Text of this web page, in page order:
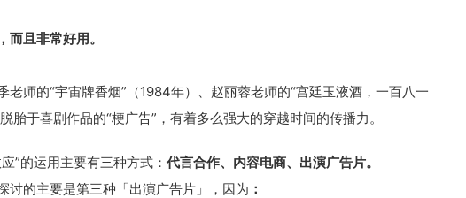
而且非常好用。
老师的“宇宙牌香烟”（1984年）、赵丽蓉老师的“宫廷玉液酒，一百八一
胎于喜剧作品的“梗广告”，有着多么强大的穿越时间的传播力。
”的运用主要有三种方式： 代言合作、内容电商、出演广告片。
讨的主要是第三种「出演广告片」，因为 ：